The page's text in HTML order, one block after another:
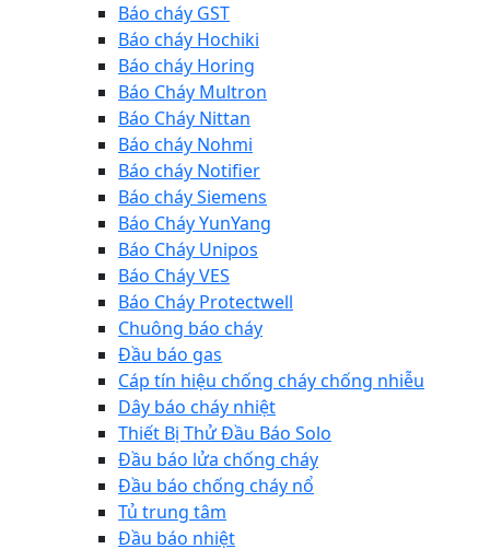
Báo cháy GST
Báo cháy Hochiki
Báo cháy Horing
Báo Cháy Multron
Báo Cháy Nittan
Báo cháy Nohmi
Báo cháy Notifier
Báo cháy Siemens
Báo Cháy YunYang
Báo Cháy Unipos
Báo Cháy VES
Báo Cháy Protectwell
Chuông báo cháy
Đầu báo gas
Cáp tín hiệu chống cháy chống nhiễu
Dây báo cháy nhiệt
Thiết Bị Thử Đầu Báo Solo
Đầu báo lửa chống cháy
Đầu báo chống cháy nổ
Tủ trung tâm
Đầu báo nhiệt